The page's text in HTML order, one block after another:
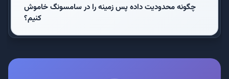
چگونه محدودیت داده پس زمینه را در سامسونگ خاموش
کنیم؟